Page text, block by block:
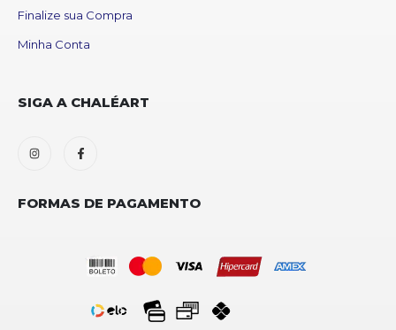
Finalize sua Compra
Minha Conta
SIGA A CHALÉART
FORMAS DE PAGAMENTO